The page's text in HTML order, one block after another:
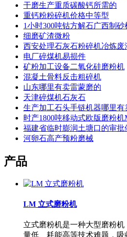
干磨生产重质碳酸钙所需的
重钙粉粉碎机价格中等型
1小时300吨钴方解石广西制砂
细磨矿渣微粉
西安处理石灰石粉碎机冶炼废
电厂碎煤机易损件
矿粉加工设备二氧化硅磨粉机
混凝土骨料反击粗碎机
山东哪里有卖雷蒙磨的
天津碎煤机石灰石
生产加工石头手链机器哪里有
时产1800吨移动式欧版磨粉
福建省临时膨润土塘口的审批
河卵石高产预粉磨械
产品
LM 立式磨粉机
立式磨粉机是一种大型磨粉
量低、耗能高等技术难题，